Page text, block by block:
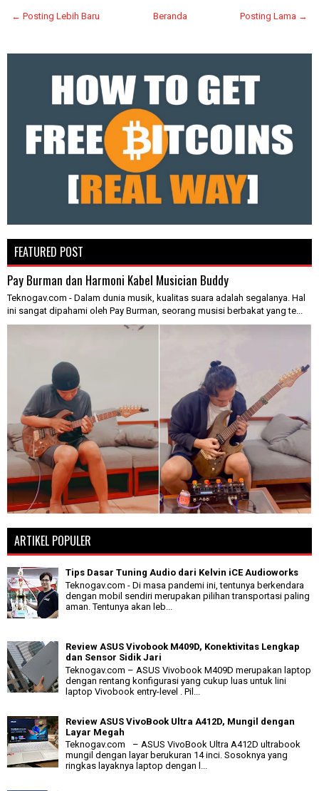
← Posting Lebih Baru Posting Lama →
Beranda
FEATURED POST
Pay Burman dan Harmoni Kabel Musician Buddy
Teknogav.com - Dalam dunia musik, kualitas suara adalah segalanya. Hal
ini sangat dipahami oleh Pay Burman, seorang musisi berbakat yang te...
ARTIKEL POPULER
Tips Dasar Tuning Audio dari Kelvin iCE Audioworks
Teknogav.com - Di masa pandemi ini, tentunya berkendara
dengan mobil sendiri merupakan pilihan transportasi paling
aman. Tentunya akan leb...
Review ASUS Vivobook M409D, Konektivitas Lengkap
dan Sensor Sidik Jari
Teknogav.com – ASUS Vivobook M409D merupakan laptop
dengan rentang konfigurasi yang cukup luas untuk lini
laptop Vivobook entry-level . Pil...
Review ASUS VivoBook Ultra A412D, Mungil dengan
Layar Megah
Teknogav.com – ASUS VivoBook Ultra A412D ultrabook
mungil dengan layar berukuran 14 inci. Sosoknya yang
ringkas layaknya laptop dengan l...